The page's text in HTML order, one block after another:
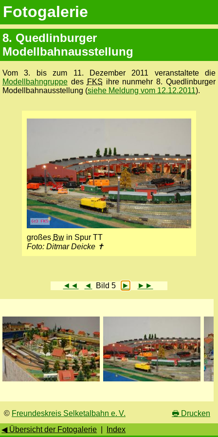
Fotogalerie
8. Quedlinburger
Modellbahnausstellung
Vom 3. bis zum 11. Dezember 2011 veranstaltete die
Modellbahngruppedes FKS ihre nunmehr 8. Quedlinburger
Modellbahnausstellung (siehe Meldung vom 12.12.2011).
großes Bwin Spur TT
Foto: Ditmar Deicke ✝
◄◄ ◄ Bild 5 ► ►►
© Freundeskreis Selketalbahn e. V. 🖶 Drucken
◀ Übersicht der Fotogalerie
Index